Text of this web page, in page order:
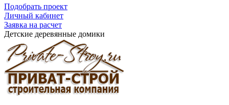
Подобрать проект
Личный кабинет
Заявка на расчет
Детские деревянные домики